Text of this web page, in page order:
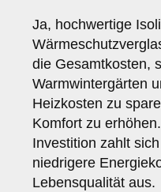
Ja, hochwertige
die Gesamtkosten,
Warmwintergärten
Heizkosten zu
Komfort zu
Investition zahlt
niedrigere
Lebensqualität aus.